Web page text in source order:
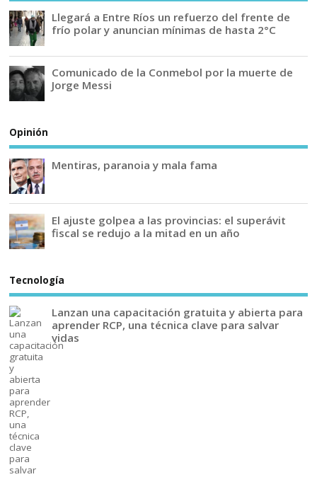
Llegará a Entre Ríos un refuerzo del frente de
frío polar y anuncian mínimas de hasta 2°C
Comunicado de la Conmebol por la muerte de
Jorge Messi
Opinión
Mentiras, paranoia y mala fama
El ajuste golpea a las provincias: el superávit
fiscal se redujo a la mitad en un año
Tecnología
Lanzan una capacitación gratuita y abierta para
aprender RCP, una técnica clave para salvar
vidas